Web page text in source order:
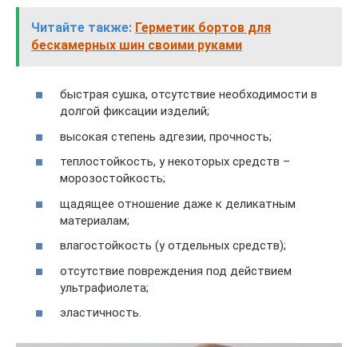
Читайте также: Герметик бортов для
бескамерных шин своими руками
быстрая сушка, отсутствие необходимости в
долгой фиксации изделий;
высокая степень адгезии, прочность;
теплостойкость, у некоторых средств –
морозостойкость;
щадящее отношение даже к деликатным
материалам;
влагостойкость (у отдельных средств);
отсутствие повреждения под действием
ультрафиолета;
эластичность.